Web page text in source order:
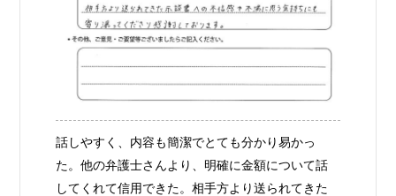
話しやすく、内容も簡潔でとても分かり易かっ
た。他の弁護士さんより、明確に金額について話
してくれて信用できた。相手方より送られてきた